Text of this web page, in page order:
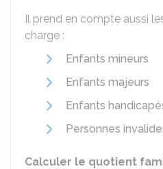
Il prend en compte aussi
charge :
Enfants mineurs
Enfants majeurs
Enfants
Personnes
Calculer le quotient